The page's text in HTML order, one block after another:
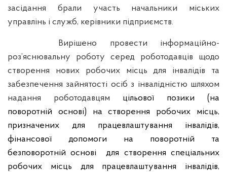
засідання брали участь начальники міських
управлінь і служб, керівники підприємств.
Вирішено провести інформаційно-
роз’яснювальну роботу серед роботодавців щодо
створення нових робочих місць для інвалідів та
забезпечення зайнятості осіб з інвалідністю шляхом
надання роботодавцям цільової позики (на
поворотній основі) на створення робочих місць,
призначених для працевлаштування інвалідів,
фінансової допомоги на поворотній та
безповоротній основі
для створення спеціальних
робочих місць для працевлаштування інвалідів,